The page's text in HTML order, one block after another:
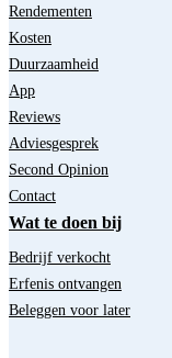
Rendementen
Kosten
Duurzaamheid
App
Reviews
Adviesgesprek
Second Opinion
Contact
Wat te doen bij
Bedrijf verkocht
Erfenis ontvangen
Beleggen voor later